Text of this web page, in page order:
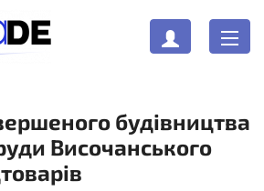
будівництва
Височанського